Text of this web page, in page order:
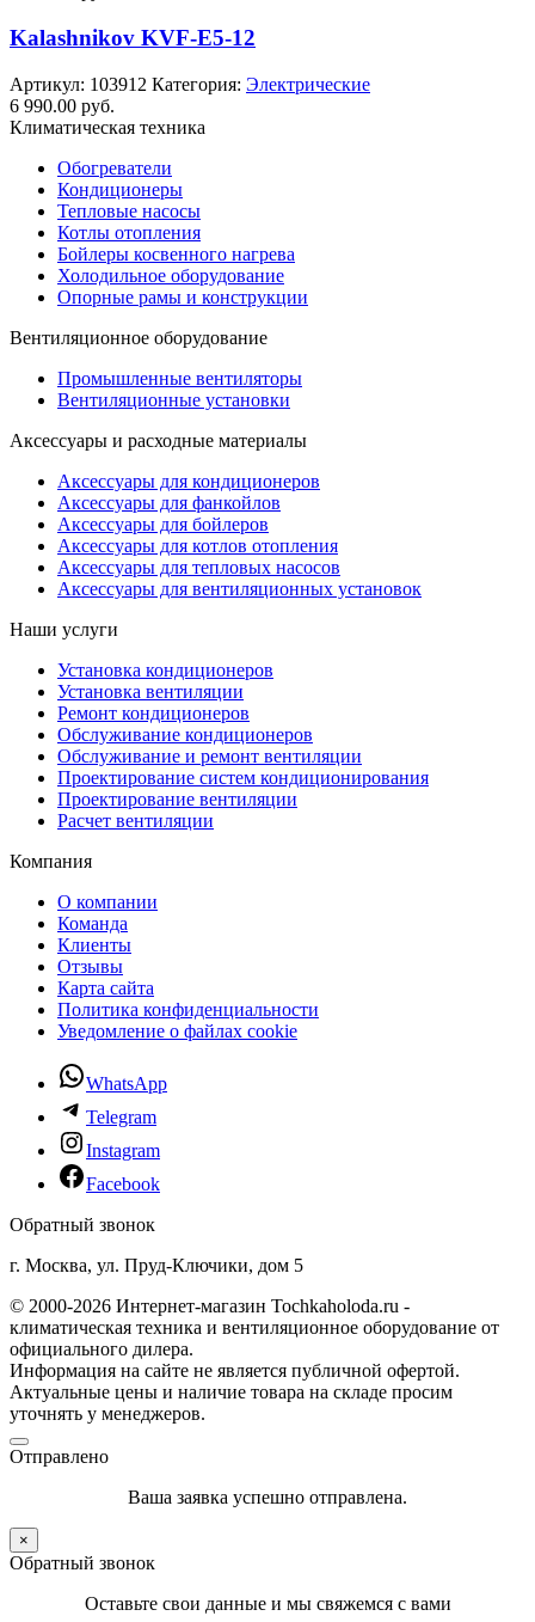
Kalashnikov KVF-E5-12
Артикул: 103912 Категория: Электрические
6 990.00 руб.
Климатическая техника
Обогреватели
Кондиционеры
Тепловые насосы
Котлы отопления
Бойлеры косвенного нагрева
Холодильное оборудование
Опорные рамы и конструкции
Вентиляционное оборудование
Промышленные вентиляторы
Вентиляционные установки
Аксессуары и расходные материалы
Аксессуары для кондиционеров
Аксессуары для фанкойлов
Аксессуары для бойлеров
Аксессуары для котлов отопления
Аксессуары для тепловых насосов
Аксессуары для вентиляционных установок
Наши услуги
Установка кондиционеров
Установка вентиляции
Ремонт кондиционеров
Обслуживание кондиционеров
Обслуживание и ремонт вентиляции
Проектирование систем кондиционирования
Проектирование вентиляции
Расчет вентиляции
Компания
О компании
Команда
Клиенты
Отзывы
Карта сайта
Политика конфиденциальности
Уведомление о файлах cookie
WhatsApp
Telegram
Instagram
Facebook
Обратный звонок
г. Москва, ул. Пруд-Ключики, дом 5
© 2000-2026 Интернет-магазин Tochkaholoda.ru -
климатическая техника и вентиляционное оборудование от
официального дилера.
Информация на сайте не является публичной офертой.
Актуальные цены и наличие товара на складе просим
уточнять у менеджеров.
Отправлено
Ваша заявка успешно отправлена.
×
Обратный звонок
Оставьте свои данные и мы свяжемся с вами